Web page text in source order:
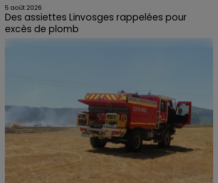
5 août 2026
Des assiettes Linvosges rappelées pour
excès de plomb
Du plomb a été détecté dans deux assiettes en